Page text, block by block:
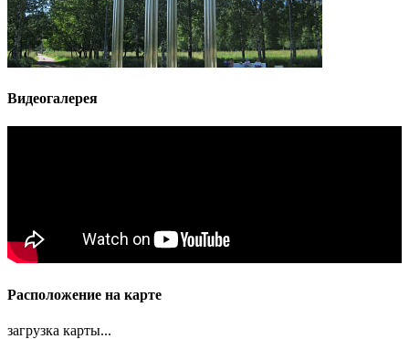
Видеогалерея
Расположение на карте
загрузка карты...